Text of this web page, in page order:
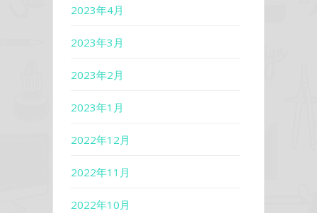
2023年4月
2023年3月
2023年2月
2023年1月
2022年12月
2022年11月
2022年10月